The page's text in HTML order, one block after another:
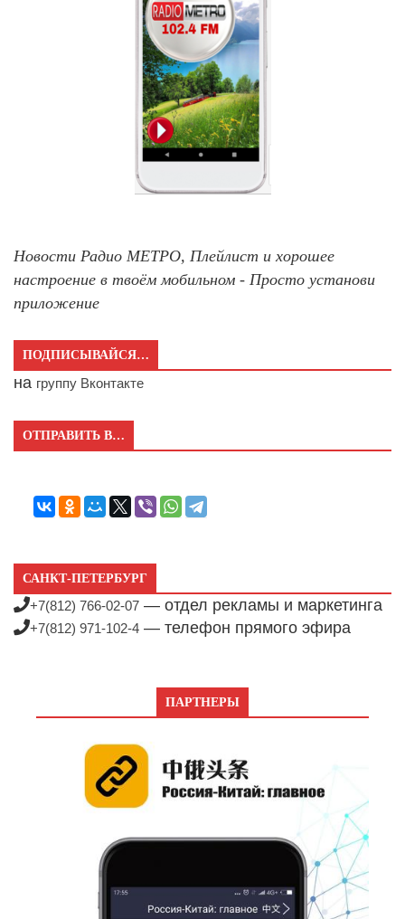
Новости Радио МЕТРО, Плейлист и хорошее
настроение в твоём мобильном - Просто установи
приложение
ПОДПИСЫВАЙСЯ…
на группу Вконтакте
ОТПРАВИТЬ В…
САНКТ-ПЕТЕРБУРГ
+7(812) 766-02-07 — отдел рекламы и маркетинга
+7(812) 971-102-4 — телефон прямого эфира
ПАРТНЕРЫ